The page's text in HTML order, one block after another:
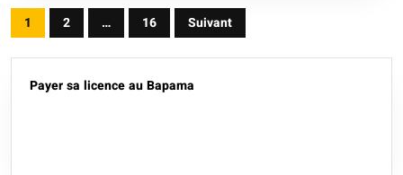
Navigation
des
articles
1 2 … 16 Suivant
Payer sa licence au Bapama